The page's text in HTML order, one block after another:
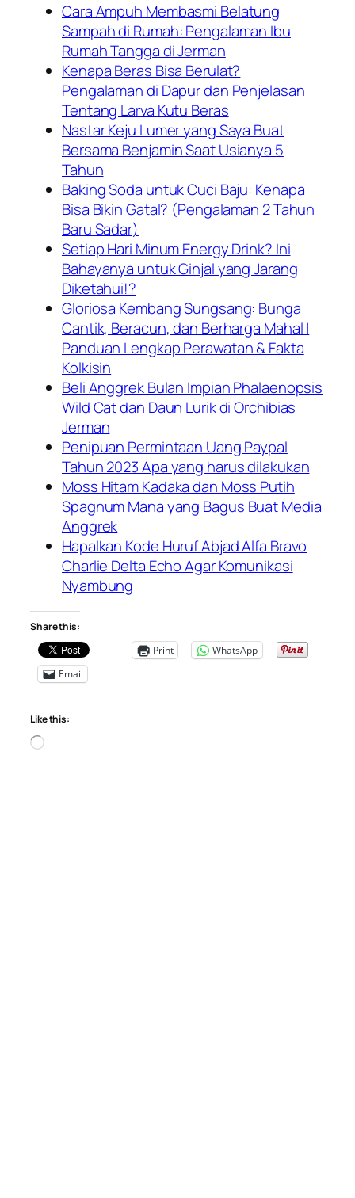
Cara Ampuh Membasmi Belatung
Sampah di Rumah: Pengalaman Ibu
Rumah Tangga di Jerman
Kenapa Beras Bisa Berulat?
Pengalaman di Dapur dan Penjelasan
Tentang Larva Kutu Beras
Nastar Keju Lumer yang Saya Buat
Bersama Benjamin Saat Usianya 5
Tahun
Baking Soda untuk Cuci Baju: Kenapa
Bisa Bikin Gatal? (Pengalaman 2 Tahun
Baru Sadar)
Setiap Hari Minum Energy Drink? Ini
Bahayanya untuk Ginjal yang Jarang
Diketahui!?
Gloriosa Kembang Sungsang: Bunga
Cantik, Beracun, dan Berharga Mahal |
Panduan Lengkap Perawatan & Fakta
Kolkisin
Beli Anggrek Bulan Impian Phalaenopsis
Wild Cat dan Daun Lurik di Orchibias
Jerman
Penipuan Permintaan Uang Paypal
Tahun 2023 Apa yang harus dilakukan
Moss Hitam Kadaka dan Moss Putih
Spagnum Mana yang Bagus Buat Media
Anggrek
Hapalkan Kode Huruf Abjad Alfa Bravo
Charlie Delta Echo Agar Komunikasi
Nyambung
Share this:
Print
WhatsApp
Email
Like this:
Loading…